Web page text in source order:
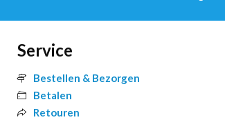
Service
Bestellen & Bezorgen
Betalen
Retouren